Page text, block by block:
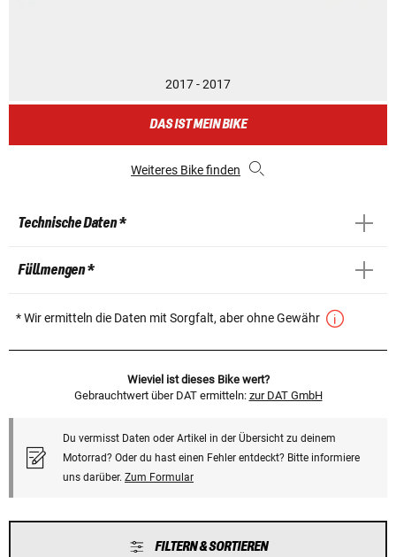
2017 - 2017
DAS IST MEIN BIKE
Weiteres Bike finden
Technische Daten *
Füllmengen *
* Wir ermitteln die Daten mit Sorgfalt, aber ohne Gewähr
Wieviel ist dieses Bike wert?
Gebrauchtwert über DAT ermitteln: zur DAT GmbH
Du vermisst Daten oder Artikel in der Übersicht zu deinem
Motorrad? Oder du hast einen Fehler entdeckt? Bitte informiere
uns darüber. Zum Formular
FILTERN & SORTIEREN